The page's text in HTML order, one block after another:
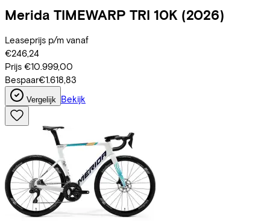
Merida TIMEWARP TRI 10K (2026)
Leaseprijs p/m vanaf
€246,24
Prijs €10.999,00
Bespaar€1.618,83
Vergelijk Bekijk